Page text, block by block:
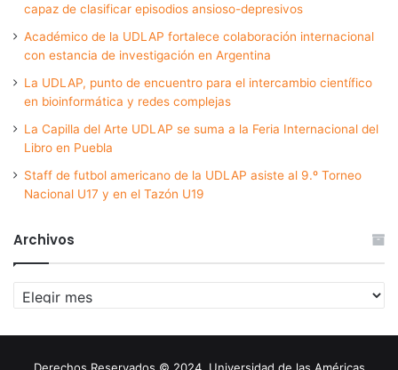
capaz de clasificar episodios ansioso-depresivos
Académico de la UDLAP fortalece colaboración internacional
con estancia de investigación en Argentina
La UDLAP, punto de encuentro para el intercambio científico
en bioinformática y redes complejas
La Capilla del Arte UDLAP se suma a la Feria Internacional del
Libro en Puebla
Staff de futbol americano de la UDLAP asiste al 9.º Torneo
Nacional U17 y en el Tazón U19
Archivos
Archivos